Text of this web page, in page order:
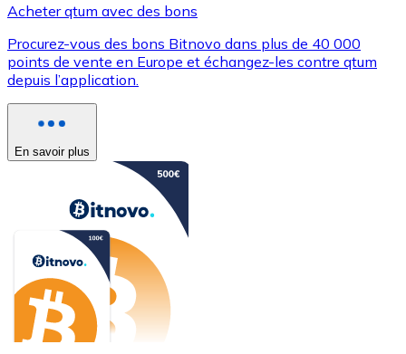
Acheter qtum avec des bons
Procurez-vous des bons Bitnovo dans plus de 40 000
points de vente en Europe et échangez-les contre qtum
depuis l’application.
En savoir plus